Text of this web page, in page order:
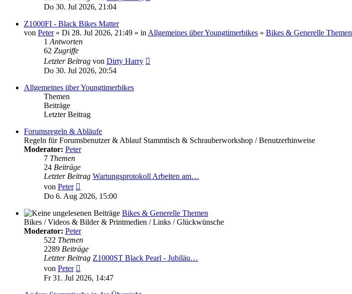
Do 30. Jul 2026, 21:04
Z1000FI - Black Bikes Matter
von Peter» Di 28. Jul 2026, 21:49 » in Allgemeines über Youngtimerbikes » Bikes & Generelle Themen
1 Antworten
62 Zugriffe
Letzter Beitrag von Dirty Harry
Do 30. Jul 2026, 20:54
Allgemeines über Youngtimerbikes
Themen
Beiträge
Letzter Beitrag
Forumsregeln & Abläufe
Regeln für Forumsbenutzer & Ablauf Stammtisch & Schrauberworkshop / Benutzerhinweise
Moderator: Peter
7 Themen
24 Beiträge
Letzter Beitrag Wartungsprotokoll Arbeiten am…
von Peter
Beitrag
Do 6. Aug 2026, 15:00
Bikes & Generelle Themen
Bikes / Videos & Bilder & Printmedien / Links / Glückwünsche
Moderator: Peter
522 Themen
2289 Beiträge
Letzter Beitrag Z1000ST Black Pearl - Jubiläu…
von Peter
Beitrag
Fr 31. Jul 2026, 14:47